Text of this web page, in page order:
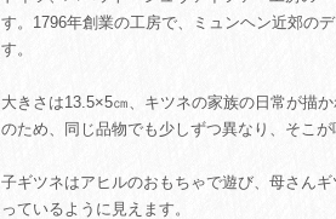
す。1796年創業の工房で、ミュンヘン近郊の
す。
大きさは13.5×5㎝、キツネの家族の日常が描
のため、同じ品物でも少しずつ異なり、そこが
子ギツネはアヒルのおもちゃで遊び、母さん
っているように見えます。